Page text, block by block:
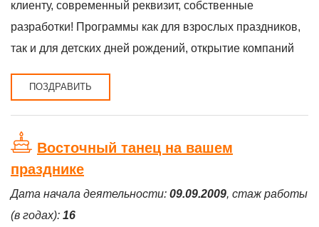
клиенту, современный реквизит, собственные
разработки! Программы как для взрослых праздников,
так и для детских дней рождений, открытие компаний
ПОЗДРАВИТЬ
Восточный танец на вашем
празднике
Дата начала деятельности: 09.09.2009, стаж работы
(в годах): 16